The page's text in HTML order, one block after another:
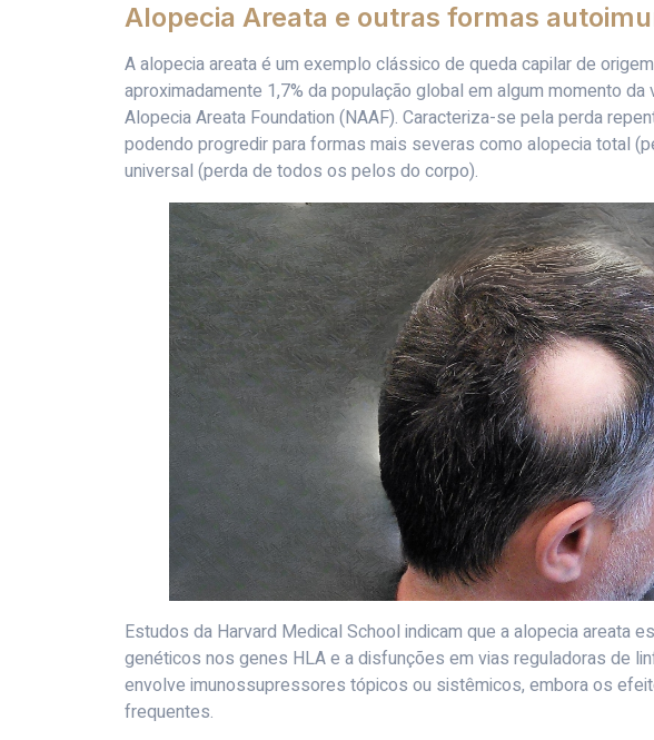
Alopecia Areata e outras formas
A alopecia areata é um exemplo clássico de queda capilar de
aproximadamente 1,7% da população global em algum momento
Alopecia Areata Foundation (NAAF). Caracteriza-se pela perda
podendo progredir para formas mais severas como alopecia total
universal (perda de todos os pelos do corpo).
Estudos da Harvard Medical School indicam que a alopecia areata
genéticos nos genes HLA e a disfunções em vias reguladoras de
envolve imunossupressores tópicos ou sistêmicos, embora os
frequentes.